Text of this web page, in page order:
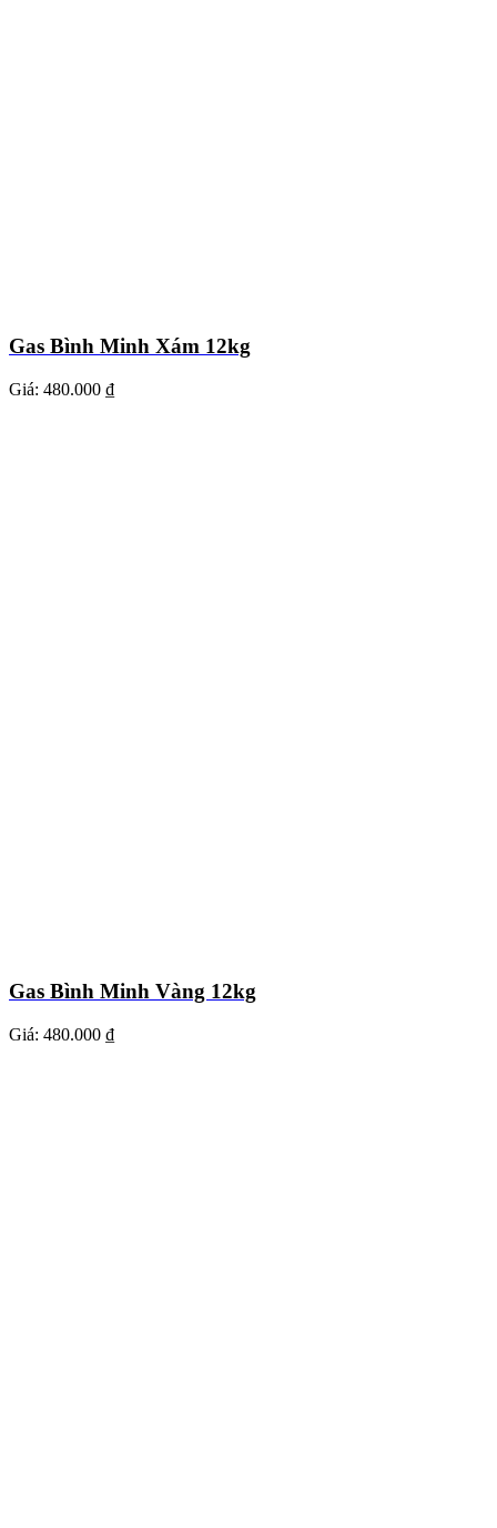
Gas Bình Minh Xám 12kg
Giá: 480.000 ₫
Gas Bình Minh Vàng 12kg
Giá: 480.000 ₫